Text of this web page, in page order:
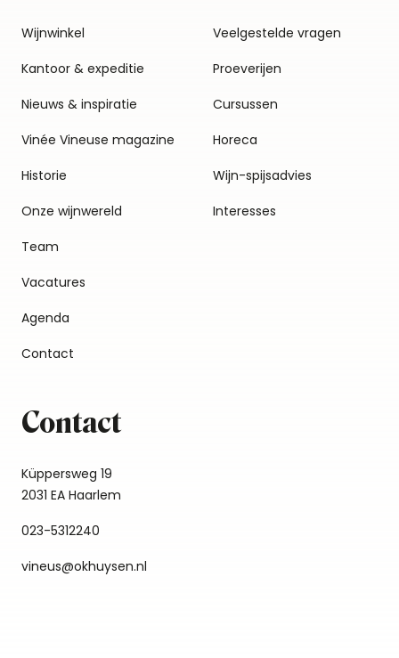
Wijnwinkel
Kantoor & expeditie
Nieuws & inspiratie
Vinée Vineuse magazine
Historie
Onze wijnwereld
Team
Vacatures
Agenda
Contact
Veelgestelde vragen
Proeverijen
Cursussen
Horeca
Wijn-spijsadvies
Interesses
Contact
Küppersweg 19
2031 EA Haarlem
023-5312240
vineus@okhuysen.nl